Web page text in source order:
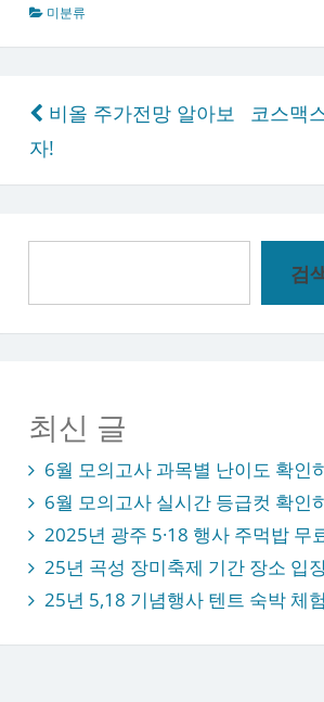
미분류
글
탐
색
비올 주가전망 알아보
자!
코스맥
검
최신 글
6월 모의고사 과목별 난이도 확인
6월 모의고사 실시간 등급컷 확인
2025년 광주 5·18 행사 주먹밥 무
25년 곡성 장미축제 기간 장소 입
25년 5,18 기념행사 텐트 숙박 체